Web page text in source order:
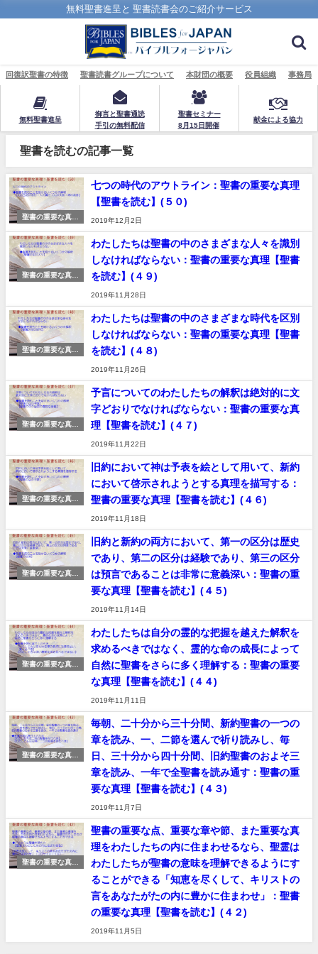
無料聖書進呈と 聖書読書会のご紹介サービス
回復訳聖書の特徴 聖書読書グループについて 本財団の概要 役員組織 事務局
無料聖書進呈
御言と聖書通読
手引の無料配信
聖書セミナー
8月15日開催
献金による協力
聖書を読むの記事一覧
聖書の重要な真理
七つの時代のアウトライン：聖書の重要な真理
【聖書を読む】(５０)
2019年12月2日
聖書の重要な真理
わたしたちは聖書の中のさまざまな人々を識別
しなければならない：聖書の重要な真理【聖書
を読む】(４９)
2019年11月28日
聖書の重要な真理
わたしたちは聖書の中のさまざまな時代を区別
しなければならない：聖書の重要な真理【聖書
を読む】(４８)
2019年11月26日
聖書の重要な真理
予言についてのわたしたちの解釈は絶対的に文
字どおりでなければならない：聖書の重要な真
理【聖書を読む】(４７)
2019年11月22日
聖書の重要な真理
旧約において神は予表を絵として用いて、新約
において啓示されようとする真理を描写する：
聖書の重要な真理【聖書を読む】(４６)
2019年11月18日
聖書の重要な真理
旧約と新約の両方において、第一の区分は歴史
であり、第二の区分は経験であり、第三の区分
は預言であることは非常に意義深い：聖書の重
要な真理【聖書を読む】(４５)
2019年11月14日
聖書の重要な真理
わたしたちは自分の霊的な把握を越えた解釈を
求めるべきではなく、霊的な命の成長によって
自然に聖書をさらに多く理解する：聖書の重要
な真理【聖書を読む】(４４)
2019年11月11日
聖書の重要な真理
毎朝、二十分から三十分間、新約聖書の一つの
章を読み、一、二節を選んで祈り読みし、毎
日、三十分から四十分間、旧約聖書のおよそ三
章を読み、一年で全聖書を読み通す：聖書の重
要な真理【聖書を読む】(４３)
2019年11月7日
聖書の重要な真理
聖書の重要な点、重要な章や節、また重要な真
理をわたしたちの内に住まわせるなら、聖霊は
わたしたちが聖書の意味を理解できるようにす
ることができる「知恵を尽くして、キリストの
言をあなたがたの内に豊かに住まわせ」：聖書
の重要な真理【聖書を読む】(４２)
2019年11月5日